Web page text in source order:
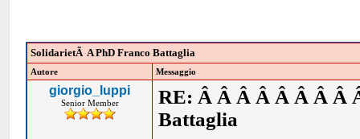
SolidarietÃ A PhD Franco Battaglia
Autore Messaggio
giorgio_luppi
Senior Member
RE: Â Â Â Â Â Â Â Â
Battaglia